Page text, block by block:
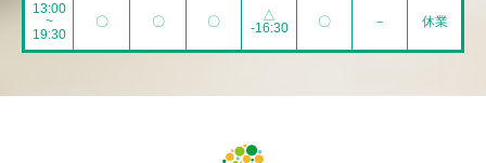
13:00
~
19:30
〇 〇 〇
△
-16:30
〇 － 休業